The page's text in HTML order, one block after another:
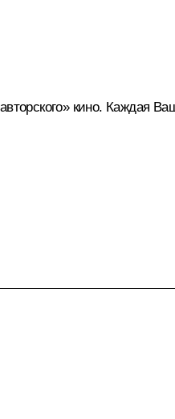
кино. Каждая